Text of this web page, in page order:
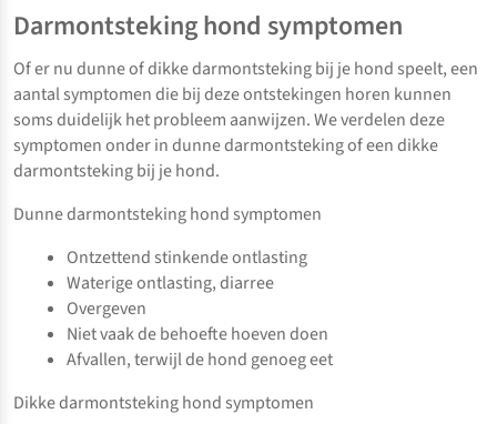
Darmontsteking hond symptomen
Of er nu dunne of dikke darmontsteking bij je hond speelt, een
aantal symptomen die bij deze ontstekingen horen kunnen
soms duidelijk het probleem aanwijzen. We verdelen deze
symptomen onder in dunne darmontsteking of een dikke
darmontsteking bij je hond.
Dunne darmontsteking hond symptomen
Ontzettend stinkende ontlasting
Waterige ontlasting, diarree
Overgeven
Niet vaak de behoefte hoeven doen
Afvallen, terwijl de hond genoeg eet
Dikke darmontsteking hond symptomen